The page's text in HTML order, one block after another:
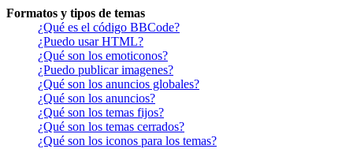
Formatos y tipos de temas
¿Qué es el código BBCode?
¿Puedo usar HTML?
¿Qué son los emoticonos?
¿Puedo publicar imagenes?
¿Qué son los anuncios globales?
¿Qué son los anuncios?
¿Qué son los temas fijos?
¿Qué son los temas cerrados?
¿Qué son los iconos para los temas?